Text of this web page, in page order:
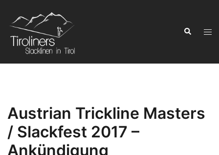
Inhalt
springen
Suchen
Austrian Trickline Masters
/ Slackfest 2017 –
Ankündigung